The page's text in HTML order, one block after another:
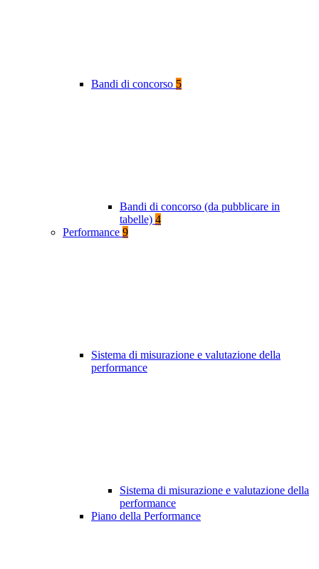
Bandi di concorso 5
Bandi di concorso (da pubblicare in
tabelle) 4
Performance 9
Sistema di misurazione e valutazione della
performance
Sistema di misurazione e valutazione della
performance
Piano della Performance